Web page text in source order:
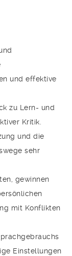
und effektive
zu Lern- und
Kritik.
und die
sehr
gewinnen
mit Konflikten
Einstellungen